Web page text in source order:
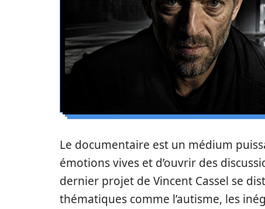
Le documentaire est un médium
émotions vives et d’ouvrir des
dernier projet de Vincent Cassel se
thématiques comme l’autisme, les